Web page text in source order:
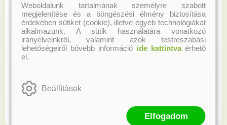
Értesülj elsőként újdonságainkról és akcióinkról.
Weboldalunk tartalmának személyre szabott
megjelenítése és a böngészési élmény biztosítása
érdekében sütiket (cookie), illetve egyéb technológiákat
alkalmazunk. A sütik használatára vonatkozó
irányelveinkről, valamint azok testreszabási
lehetőségeiről bővebb információ ide kattintvaérhető
el.
Beállítások
Elfogadom